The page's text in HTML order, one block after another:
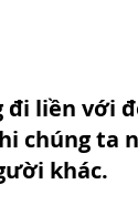
liền với
chúng ta
khác.